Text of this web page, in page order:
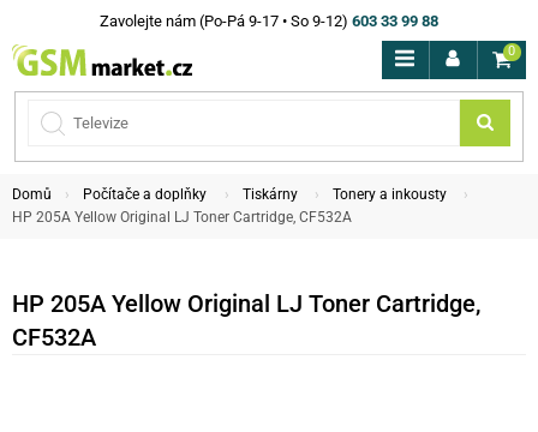
Zavolejte nám (Po-Pá 9-17 • So 9-12) 603 33 99 88
0
Domů Počítače a doplňky Tiskárny
Tonery a inkousty
HP 205A Yellow Original LJ Toner Cartridge, CF532A
HP 205A Yellow Original LJ Toner Cartridge,
CF532A